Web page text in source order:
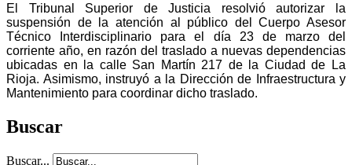
El Tribunal Superior de Justicia resolvió autorizar la
suspensión de la atención al público del Cuerpo Asesor
Técnico Interdisciplinario para el día 23 de marzo del
corriente año, en razón del traslado a nuevas dependencias
ubicadas en la calle San Martín 217 de la Ciudad de La
Rioja. Asimismo, instruyó a la Dirección de Infraestructura y
Mantenimiento para coordinar dicho traslado.
Buscar
Buscar...